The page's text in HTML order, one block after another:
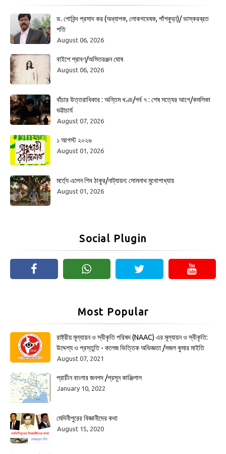
ড. গোবিন্দ প্রসাদ কর (অধ্যাপক, লোকগবেষক, পাঁশকুড়া)/ ভাস্করব্রত
পতি
August 06, 2026
বাইশে শ্রাবণ/অসিতরঞ্জন ঘোষ
August 06, 2026
বাঁচার উত্তরাধিকার : অন্তিম খণ্ড/পর্ব ৭ : শেষ সত্যের আগে/কমলিকা
ভট্টাচার্য
August 07, 2026
১ আগস্ট ২০২৬
August 01, 2026
মর্ত্যে এলেন শিব ঠাকুর/নাট্যায়ন: সোমনাথ মুখোপাধ্যায়
August 01, 2026
Social Plugin
Most Popular
রাষ্ট্রীয় মূল্যায়ন ও স্বীকৃতি পরিষদ (NAAC) এর মূল্যায়ন ও স্বীকৃতি:
উদ্দেশ্য ও প্রস্তুতি - কলেজ ভিত্তিক অভিজ্ঞতা /সজল কুমার মাইতি
August 07, 2021
প্রাচীন বাংলার জনপদ /প্রসূন কাঞ্জিলাল
January 10, 2022
মেদিনীপুরের বিজ্ঞানীদের কথা
August 15, 2020